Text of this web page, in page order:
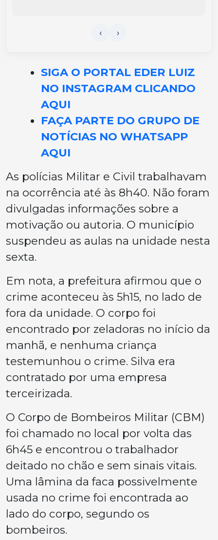
SIGA O PORTAL EDER LUIZ
NO INSTAGRAM CLICANDO
AQUI
FAÇA PARTE DO GRUPO DE
NOTÍCIAS NO WHATSAPP
AQUI
As polícias Militar e Civil trabalhavam
na ocorrência até às 8h40. Não foram
divulgadas informações sobre a
motivação ou autoria. O município
suspendeu as aulas na unidade nesta
sexta.
Em nota, a prefeitura afirmou que o
crime aconteceu às 5h15, no lado de
fora da unidade. O corpo foi
encontrado por zeladoras no início da
manhã, e nenhuma criança
testemunhou o crime. Silva era
contratado por uma empresa
terceirizada.
O Corpo de Bombeiros Militar (CBM)
foi chamado no local por volta das
6h45 e encontrou o trabalhador
deitado no chão e sem sinais vitais.
Uma lâmina da faca possivelmente
usada no crime foi encontrada ao
lado do corpo, segundo os
bombeiros.